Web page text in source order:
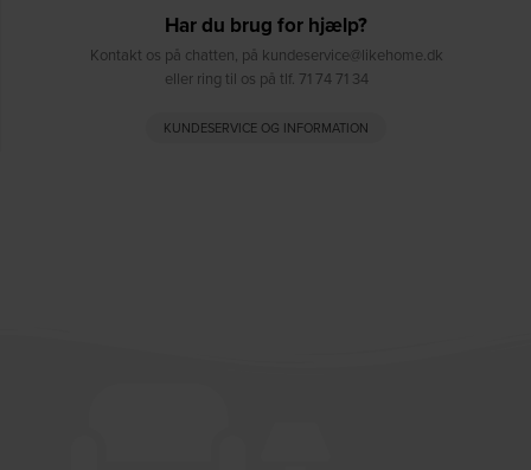
Har du brug for hjælp?
Kontakt os på chatten, på kundeservice@likehome.dk
eller ring til os på tlf. 71 74 71 34
KUNDESERVICE OG INFORMATION